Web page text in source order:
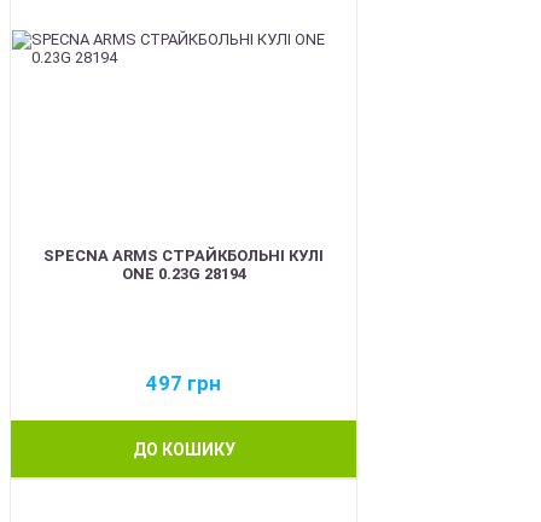
SPECNA ARMS СТРАЙКБОЛЬНІ КУЛІ
ONE 0.23G 28194
497 грн
ДО КОШИКУ